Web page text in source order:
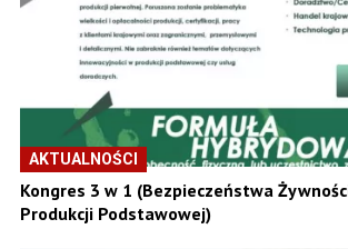
AKTUALNOŚCI
Kongres 3 w 1 (Bezpieczeństwa
Produkcji Podstawowej)